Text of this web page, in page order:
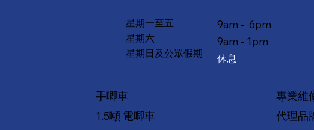
星期一至五
星期六
星期日及公眾假期
9am - 6pm
9am - 1pm
休息
手唧車
1.5噸 電唧車
專業維
代理品